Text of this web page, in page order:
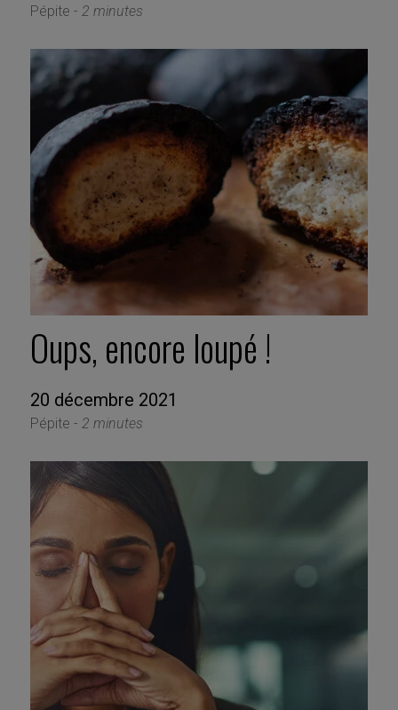
Pépite - 2 minutes
Oups, encore loupé !
20 décembre 2021
Pépite - 2 minutes